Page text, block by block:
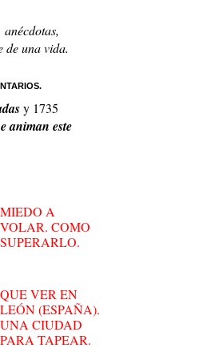
de una vida.
y 1735
animan este
MIEDO A
VOLAR. COMO
SUPERARLO.
QUE VER EN
LEÓN (ESPAÑA).
UNA CIUDAD
PARA TAPEAR.